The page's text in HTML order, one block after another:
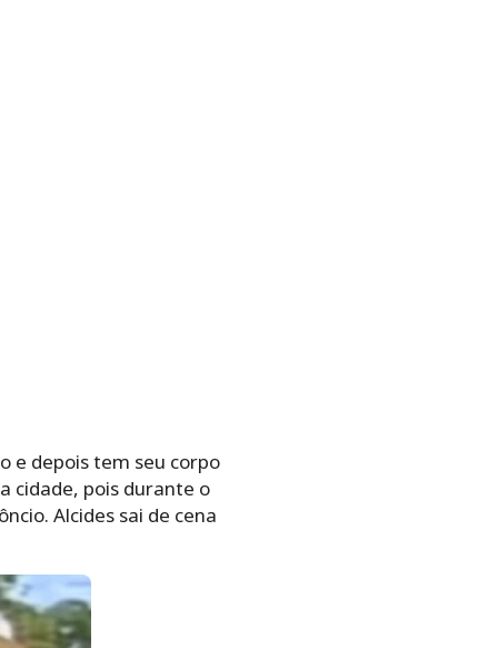
e depois tem seu corpo
cidade, pois durante o
Alcides sai de cena